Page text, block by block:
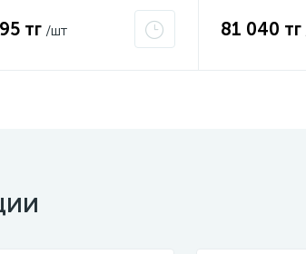
тг /шт 81 040 тг